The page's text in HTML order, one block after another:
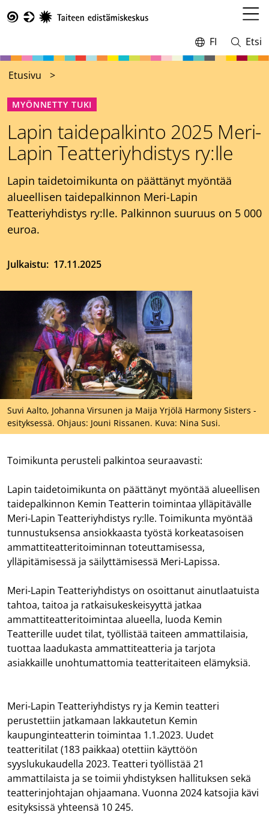
pääsisältöön
valikko
Vaihda
kieltä,
FI
Avaa
ja
Etsi
Etusivu
MYÖNNETTY TUKI
Lapin taidepalkinto 2025 Meri-
Lapin Teatteriyhdistys ry:lle
Lapin taidetoimikunta on päättänyt myöntää
alueellisen taidepalkinnon Meri-Lapin
Teatteriyhdistys ry:lle. Palkinnon suuruus on 5 000
euroa.
Julkaistu 17.11.2025
Suvi Aalto, Johanna Virsunen ja Maija Yrjölä Harmony Sisters -
esityksessä. Ohjaus: Jouni Rissanen. Kuva: Nina Susi.
Toimikunta perusteli palkintoa seuraavasti:
Lapin taidetoimikunta on päättänyt myöntää alueellisen
taidepalkinnon Kemin Teatterin toimintaa ylläpitävälle
Meri-Lapin Teatteriyhdistys ry:lle. Toimikunta myöntää
tunnustuksensa ansiokkaasta työstä korkeatasoisen
ammattiteatteritoiminnan toteuttamisessa,
ylläpitämisessä ja säilyttämisessä Meri-Lapissa.
Meri-Lapin Teatteriyhdistys on osoittanut ainutlaatuista
tahtoa, taitoa ja ratkaisukeskeisyyttä jatkaa
ammattiteatteritoimintaa alueella, luoda Kemin
Teatterille uudet tilat, työllistää taiteen ammattilaisia,
tuottaa laadukasta ammattiteatteria ja tarjota
asiakkaille unohtumattomia teatteritaiteen elämyksiä.
Meri-Lapin Teatteriyhdistys ry ja Kemin teatteri
perustettiin jatkamaan lakkautetun Kemin
kaupunginteatterin toimintaa 1.1.2023. Uudet
teatteritilat (183 paikkaa) otettiin käyttöön
syyslukukaudella 2023. Teatteri työllistää 21
ammattilaista ja se toimii yhdistyksen hallituksen sekä
teatterinjohtajan ohjaamana. Vuonna 2024 katsojia kävi
esityksissä yhteensä 10 245.